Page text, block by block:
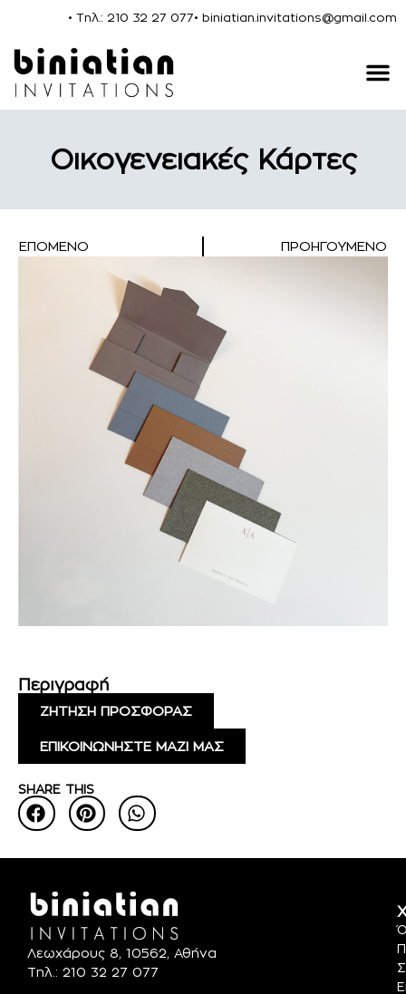
• Τηλ.: 210 32 27 077• biniatian.invitations@gmail.com
Οικογενειακές Κάρτες
Περιγραφή
ΖΗΤΗΣΗ ΠΡΟΣΦΟΡΑΣ
ΕΠΙΚΟΙΝΩΝΗΣΤΕ ΜΑΖΙ ΜΑΣ
SHARE THIS
ΕΠΌΜΕΝΟ ΠΡΟΗΓΟΎΜΕΝΟ
Λεωχάρους 8, 10562, Αθήνα
Τηλ.: 210 32 27 077